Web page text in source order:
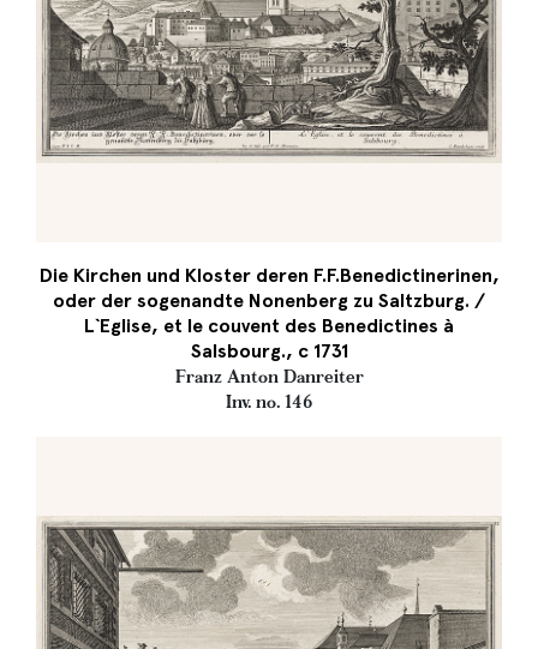
Die Kirchen und Kloster deren F.F.Benedictinerinen,
oder der sogenandte Nonenberg zu Saltzburg. /
L`Eglise, et le couvent des Benedictines à
Salsbourg., c 1731
Franz Anton Danreiter
Inv. no. 146